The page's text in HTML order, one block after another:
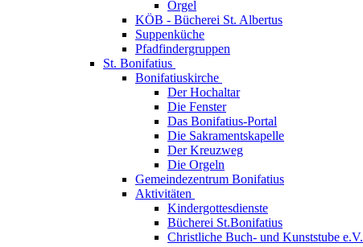
Orgel
KÖB - Bücherei St. Albertus
Suppenküche
Pfadfindergruppen
St. Bonifatius
Bonifatiuskirche
Der Hochaltar
Die Fenster
Das Bonifatius-Portal
Die Sakramentskapelle
Der Kreuzweg
Die Orgeln
Gemeindezentrum Bonifatius
Aktivitäten
Kindergottesdienste
Bücherei St.Bonifatius
Christliche Buch- und Kunststube e.V.